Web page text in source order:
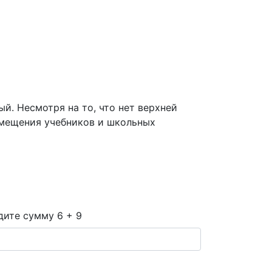
Несмотря на то, что нет верхней
учебников и школьных
сумму 6 + 9